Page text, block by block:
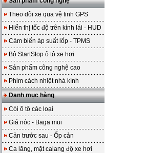
Theo dõi xe qua vệ tinh GPS
Hiển thị tốc độ trên kính lái - HUD
Cảm biến áp suất lốp - TPMS
Bộ StartStop ô tô xe hơi
Sản phẩm công nghệ cao
Phim cách nhiệt nhà kính
Danh mục hàng
Còi ô tô các loại
Giá nóc - Baga mui
Cản trước sau - Ốp cản
Ca lăng, mặt calang độ xe hơi